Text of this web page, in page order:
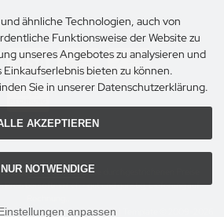
zzgl.Versandkosten. Die durchgestrichenen Preise
Preis bei softmail.ch - gut und günstig, Lieferung auf
auf Rechnung. © 2026 | Template © 2009-2026
ähnliche Technologien, auch von
Funktionsweise der Website zu
unseres Angebotes zu analysieren und
bieten zu können.
Sie in unserer Datenschutzerklärung.
AKZEPTIEREN
NUR NOTWENDIGE
anpassen